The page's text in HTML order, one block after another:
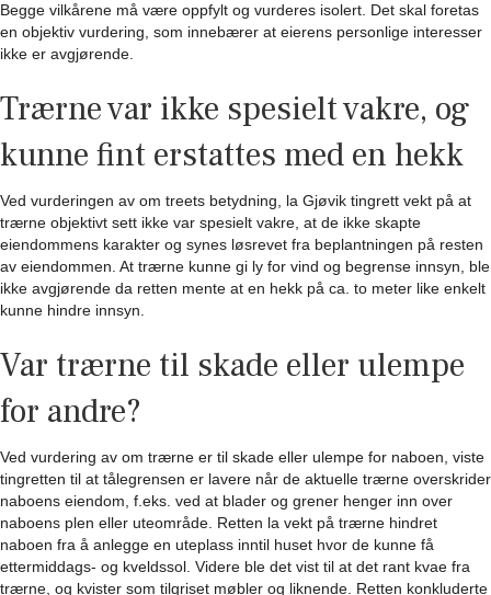
Begge vilkårene må være oppfylt og vurderes isolert. Det skal foretas
en objektiv vurdering, som innebærer at eierens personlige interesser
ikke er avgjørende.
Trærne var ikke spesielt vakre, og
kunne fint erstattes med en hekk
Ved vurderingen av om treets betydning, la Gjøvik tingrett vekt på at
trærne objektivt sett ikke var spesielt vakre, at de ikke skapte
eiendommens karakter og synes løsrevet fra beplantningen på resten
av eiendommen. At trærne kunne gi ly for vind og begrense innsyn, ble
ikke avgjørende da retten mente at en hekk på ca. to meter like enkelt
kunne hindre innsyn.
Var trærne til skade eller ulempe
for andre?
Ved vurdering av om trærne er til skade eller ulempe for naboen, viste
tingretten til at tålegrensen er lavere når de aktuelle trærne overskrider
naboens eiendom, f.eks. ved at blader og grener henger inn over
naboens plen eller uteområde. Retten la vekt på trærne hindret
naboen fra å anlegge en uteplass inntil huset hvor de kunne få
ettermiddags- og kveldssol. Videre ble det vist til at det rant kvae fra
trærne, og kvister som tilgriset møbler og liknende. Retten konkluderte